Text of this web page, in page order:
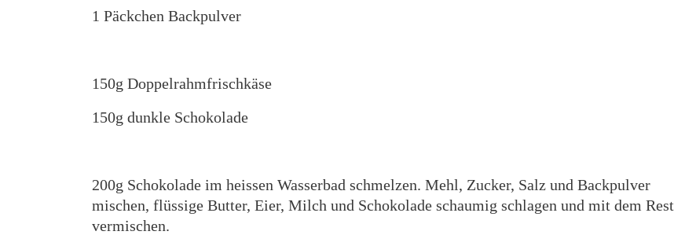
1 Päckchen Backpulver
150g Doppelrahmfrischkäse
150g dunkle Schokolade
200g Schokolade im heissen Wasserbad schmelzen. Mehl, Zucker, Salz und Backpulver
mischen, flüssige Butter, Eier, Milch und Schokolade schaumig schlagen und mit dem Rest
vermischen.